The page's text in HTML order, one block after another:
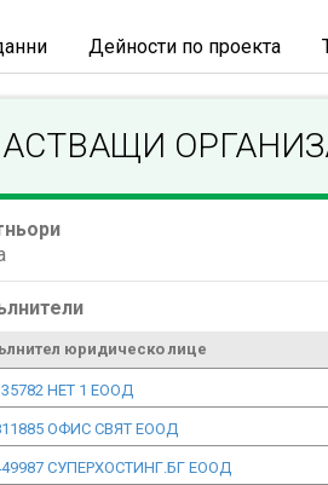
Дейности по проекта
юридическо лице
НЕТ 1 ЕООД
ОФИС СВЯТ ЕООД
СУПЕРХОСТИНГ.БГ ЕООД